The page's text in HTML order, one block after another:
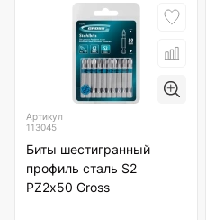
Артикул
113045
Биты шестигранный
профиль сталь S2
PZ2х50 Gross